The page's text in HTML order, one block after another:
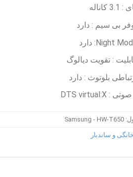
:3.1 کاناله
بی سیم :دارد
دارد
:تقویت دیالوگ
بلوتوث :دارد
صوتی :DTS virtual:X
Samsung - HW-T650
و ساندبار